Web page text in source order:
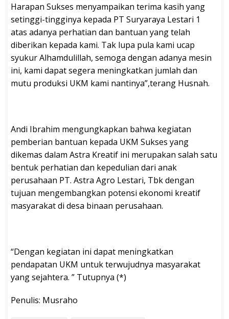
Harapan Sukses menyampaikan terima kasih yang
setinggi-tingginya kepada PT Suryaraya Lestari 1
atas adanya perhatian dan bantuan yang telah
diberikan kepada kami. Tak lupa pula kami ucap
syukur Alhamdulillah, semoga dengan adanya mesin
ini, kami dapat segera meningkatkan jumlah dan
mutu produksi UKM kami nantinya”,terang Husnah.
Andi Ibrahim mengungkapkan bahwa kegiatan
pemberian bantuan kepada UKM Sukses yang
dikemas dalam Astra Kreatif ini merupakan salah satu
bentuk perhatian dan kepedulian dari anak
perusahaan PT. Astra Agro Lestari, Tbk dengan
tujuan mengembangkan potensi ekonomi kreatif
masyarakat di desa binaan perusahaan.
“Dengan kegiatan ini dapat meningkatkan
pendapatan UKM untuk terwujudnya masyarakat
yang sejahtera. ” Tutupnya (*)
Penulis: Musraho